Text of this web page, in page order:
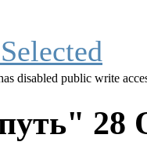
disabled public write
28